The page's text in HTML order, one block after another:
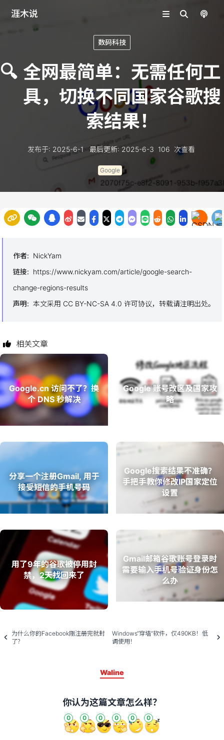
涯木说
数码科技
🔍 全网最简单：无需任何工
具，切换不同国家谷歌搜
索结果！
发布于: 2025-6-1 最后更新: 2025-6-3 106 次查看
Google
作者: NickYam
链接: https://www.nickyam.com/article/google-search-
change-regions-results
声明: 本文采用 CC BY-NC-SA 4.0 许可协议，转载请注明出处。
相关文章
Google.cn 访问不了？换
个 DNS 秒解决
Google 账号改区及国家攻
略
分享一个注册Gmail, 用于
接受短信的手机号码
Google搜索结果不准确？
手把手教你修改IP国家定位
设置
用了9年的谷歌被停用封
禁，2天找回来了
Gmail邮箱谷歌账号登录时
需要输入手机号验证身份怎
么办
为什么你的Facebook刚注册完就封
了？
Windows“穿墙”软件，仅490KB！低
调使用！
Waline
你认为这篇文章怎么样？
0 0 0 0 0 0